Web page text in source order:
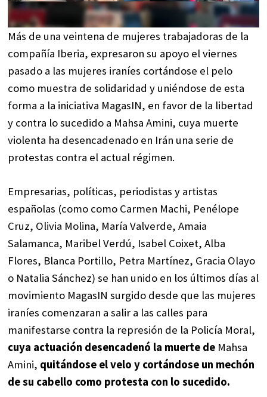
Más de una veintena de mujeres trabajadoras de la
compañía Iberia, expresaron su apoyo el viernes
pasado a las mujeres iraníes cortándose el pelo
como muestra de solidaridad y uniéndose de esta
forma a la iniciativa MagasIN, en favor de la libertad
y contra lo sucedido a Mahsa Amini, cuya muerte
violenta ha desencadenado en Irán una serie de
protestas contra el actual régimen.
Empresarias, políticas, periodistas y artistas
españolas (como como Carmen Machi, Penélope
Cruz, Olivia Molina, María Valverde, Amaia
Salamanca, Maribel Verdú, Isabel Coixet, Alba
Flores, Blanca Portillo, Petra Martínez, Gracia Olayo
o Natalia Sánchez) se han unido en los últimos días al
movimiento MagasIN surgido desde que las mujeres
iraníes comenzaran a salir a las calles para
manifestarse contra la represión de la Policía Moral,
cuya actuación desencadenó la muerte de Mahsa
Amini, quitándose el velo y cortándose un mechón
de su cabello como protesta con lo sucedido.